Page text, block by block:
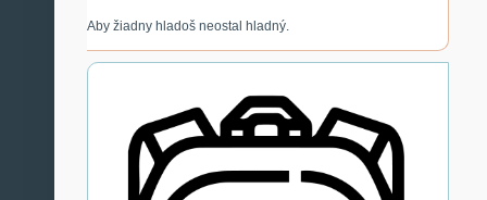
Aby žiadny hladoš neostal hladný.